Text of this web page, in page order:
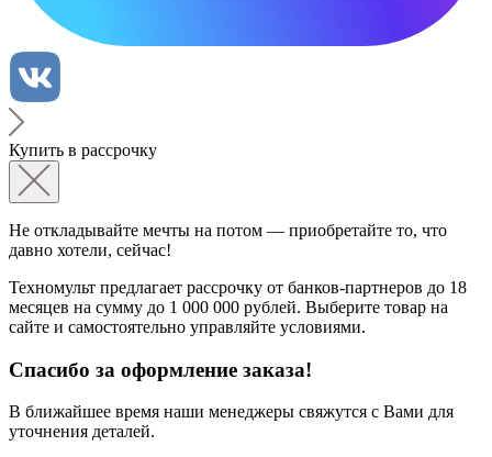
Купить в рассрочку
Не откладывайте мечты на потом — приобретайте то, что
давно хотели, сейчас!
Техномульт предлагает рассрочку от банков-партнеров до 18
месяцев на сумму до 1 000 000 рублей. Выберите товар на
сайте и самостоятельно управляйте условиями.
Спасибо за оформление заказа!
В ближайшее время наши менеджеры свяжутся с Вами для
уточнения деталей.